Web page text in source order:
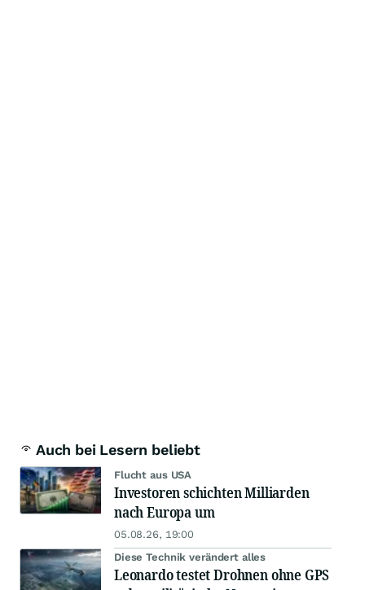
Auch bei Lesern beliebt
Flucht aus USA
Investoren schichten Milliarden
nach Europa um
05.08.26, 19:00
Diese Technik verändert alles
Leonardo testet Drohnen ohne GPS